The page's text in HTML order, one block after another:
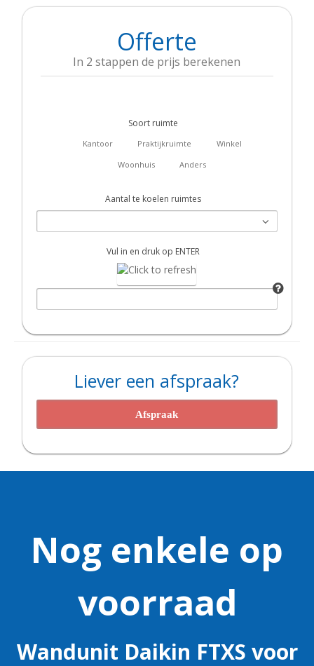
Offerte
In 2 stappen de prijs berekenen
Soort ruimte
Kantoor Praktijkruimte
Winkel
Woonhuis
Anders
Aantal te koelen ruimtes
Vul in en druk op ENTER
Liever een afspraak?
Afspraak
Aanbieding
Nog enkele op
voorraad
Wandunit Daikin FTXS voor